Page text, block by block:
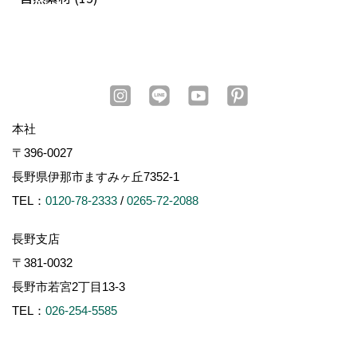
本社
〒396-0027
長野県伊那市ますみヶ丘7352-1
TEL： 0120-78-2333 / 0265-72-2088
長野支店
〒381-0032
長野市若宮2丁目13-3
TEL： 026-254-5585